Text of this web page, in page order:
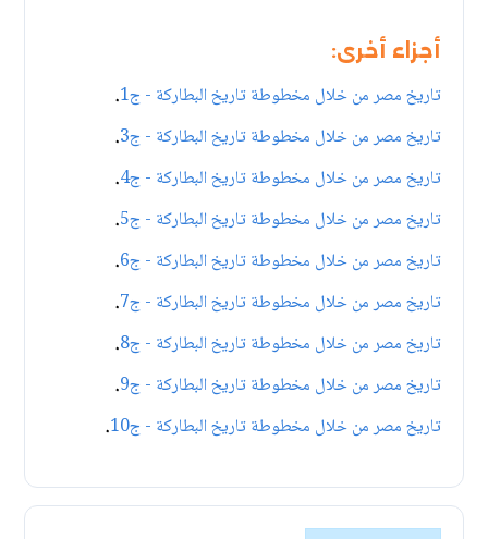
أجزاء أخرى:
تاريخ مصر من خلال مخطوطة تاريخ البطاركة - ج1 .
تاريخ مصر من خلال مخطوطة تاريخ البطاركة - ج3 .
تاريخ مصر من خلال مخطوطة تاريخ البطاركة - ج4 .
تاريخ مصر من خلال مخطوطة تاريخ البطاركة - ج5 .
تاريخ مصر من خلال مخطوطة تاريخ البطاركة - ج6 .
تاريخ مصر من خلال مخطوطة تاريخ البطاركة - ج7 .
تاريخ مصر من خلال مخطوطة تاريخ البطاركة - ج8 .
تاريخ مصر من خلال مخطوطة تاريخ البطاركة - ج9 .
تاريخ مصر من خلال مخطوطة تاريخ البطاركة - ج10 .